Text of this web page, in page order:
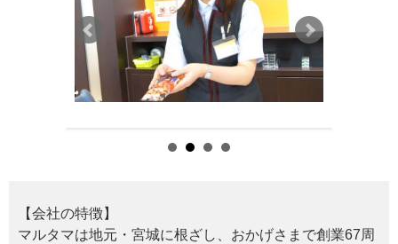
【会社の特徴】
マルタマは地元・宮城に根ざし、おかげさまで創業67周